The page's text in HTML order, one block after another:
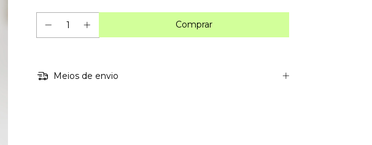
Meios de envio